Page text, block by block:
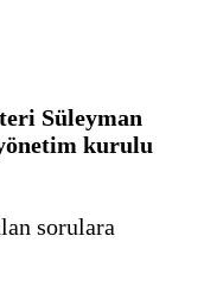
Süleyman
kurulu
sorulara